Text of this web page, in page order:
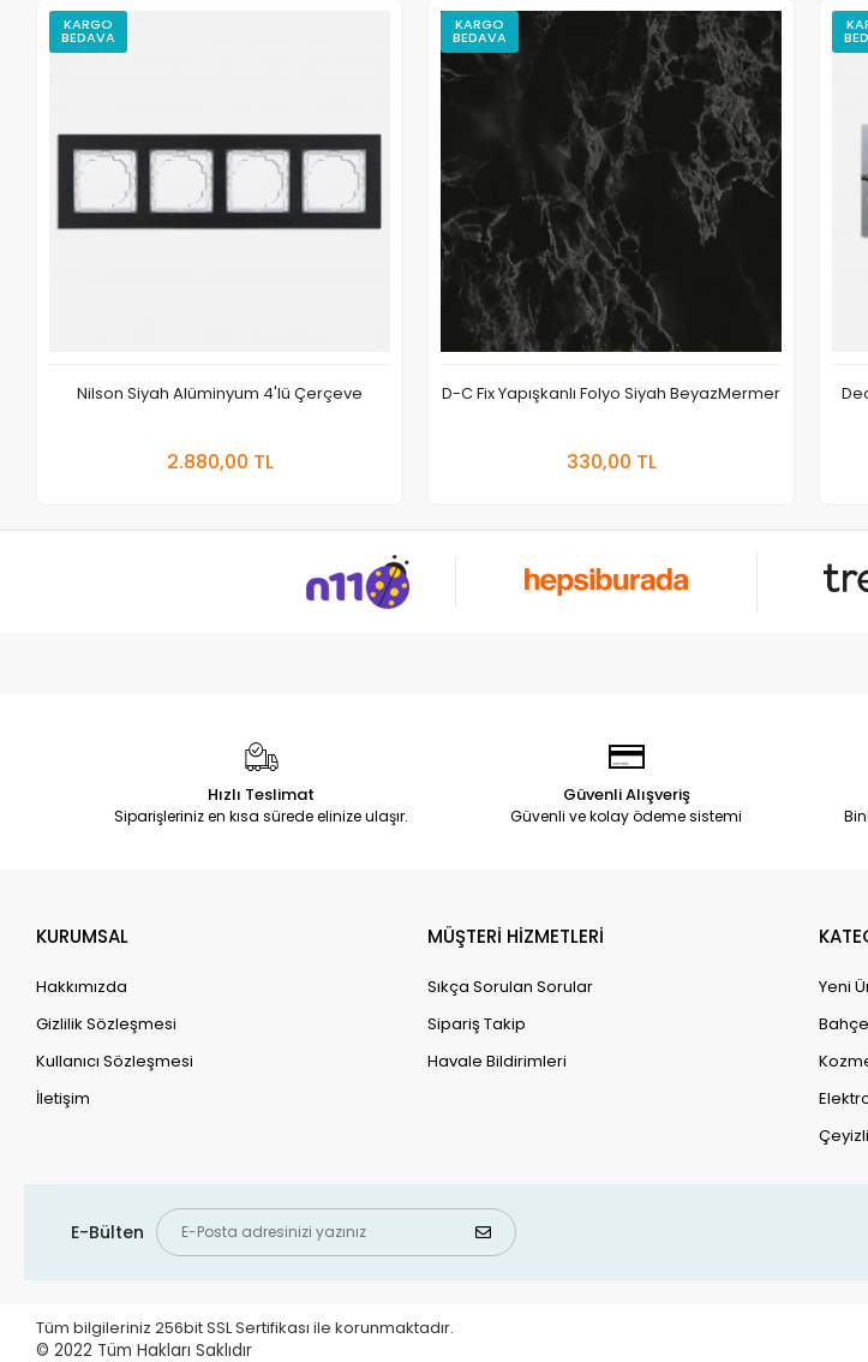
KARGO
BEDAVA
Nilson Siyah Alüminyum 4'lü Çerçeve
2.880,00 TL
KARGO
BEDAVA
D-C Fix Yapışkanlı Folyo Siyah BeyazMermer
330,00 TL
Hızlı Teslimat
Siparişleriniz en kısa sürede elinize ulaşır.
Güvenli Alışveriş
Güvenli ve kolay ödeme sistemi
KURUMSAL
Hakkımızda
Gizlilik Sözleşmesi
Kullanıcı Sözleşmesi
İletişim
MÜŞTERİ HİZMETLERİ
Sıkça Sorulan Sorular
Sipariş Takip
Havale Bildirimleri
Yeni
E-Bülten
Tüm bilgileriniz 256bit SSL Sertifikası ile korunmaktadır.
© 2022 Tüm Hakları Saklıdır